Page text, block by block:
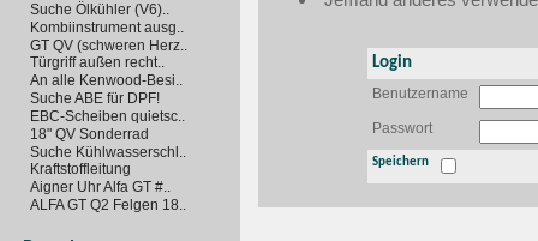
Suche Ölkühler (V6)..
Kombiinstrument ausg..
GT QV (schweren Herz..
Türgriff außen recht..
An alle Kenwood-Besi..
Suche ABE für DPF!
EBC-Scheiben quietsc..
18" QV Sonderrad
Suche Kühlwasserschl..
Kraftstoffleitung
Aigner Uhr Alfa GT #..
ALFA GT Q2 Felgen 18..
Login
Benutzername
Passwort
Speichern